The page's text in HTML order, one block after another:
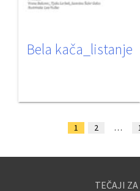
Bela kača_listanje
1 2 …
TEČAJI ZA